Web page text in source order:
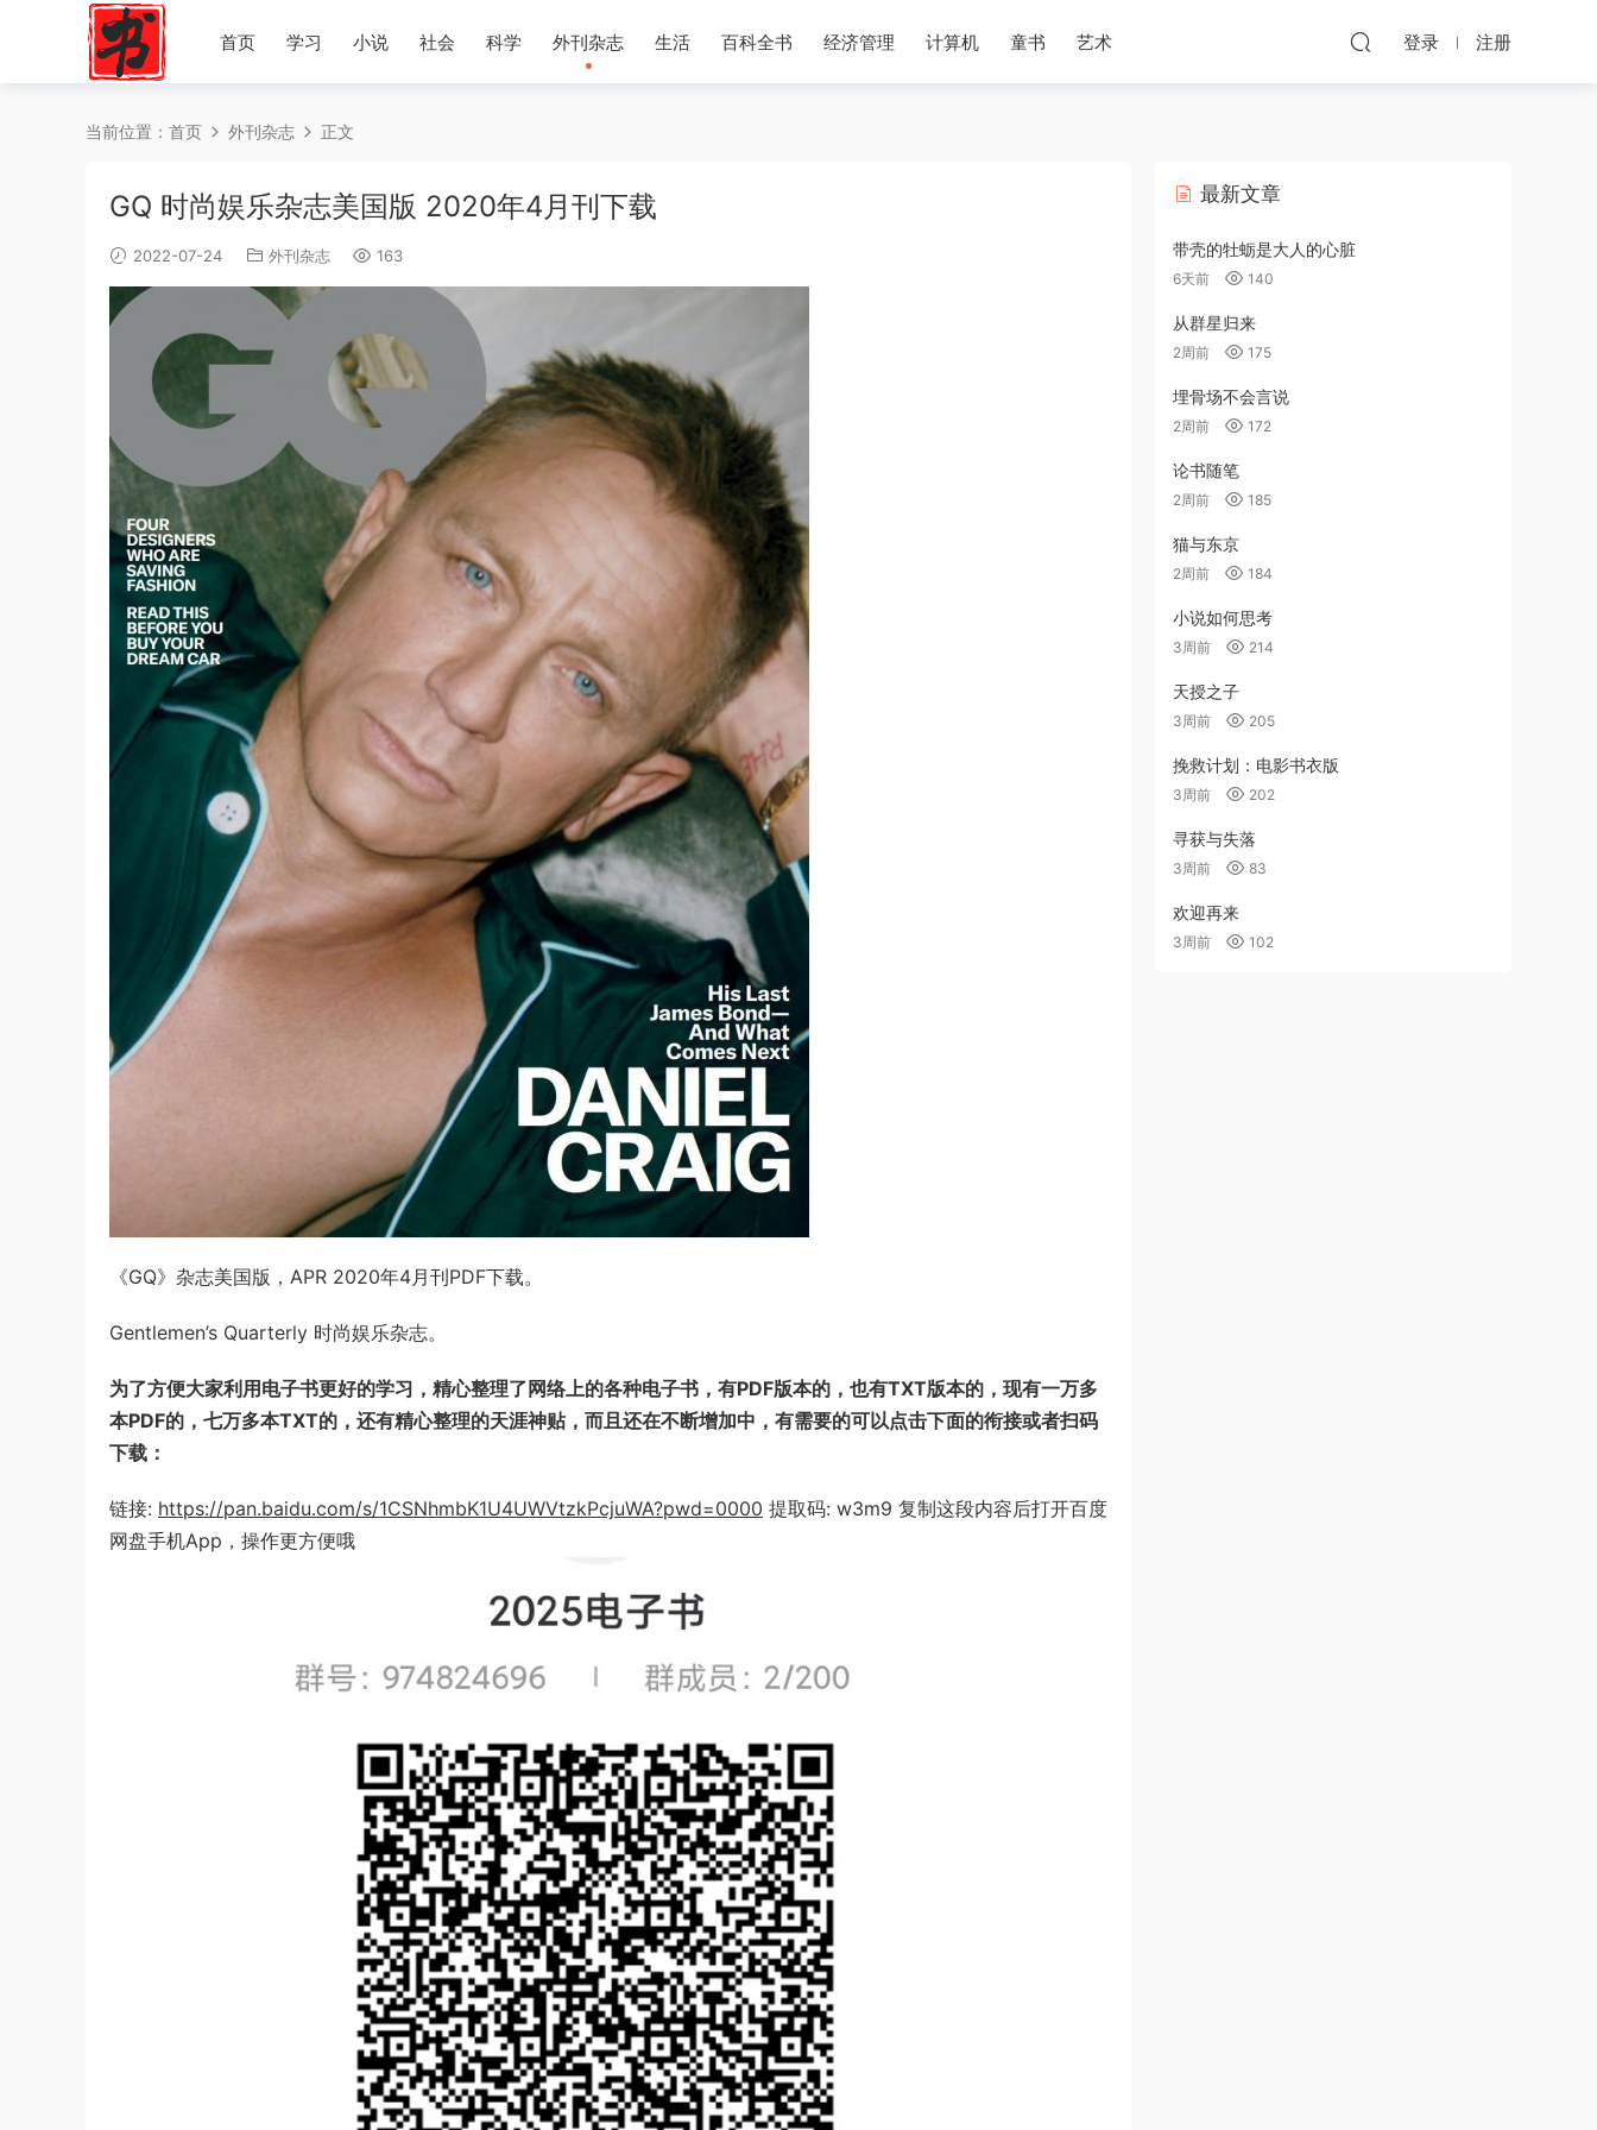
首页 学习 小说 社会 科学 外刊杂志 生活 百科全书 经济管理 计算机 童书 艺术 登录 注册
当前位置： 首页 外刊杂志 正文
GQ 时尚娱乐杂志美国版 2020年4月刊下载
2022-07-24 外刊杂志 163
《GQ》杂志美国版，APR 2020年4月刊PDF下载。
Gentlemen’s Quarterly 时尚娱乐杂志。
为了方便大家利用电子书更好的学习，精心整理了网络上的各种电子书，有PDF版本的，也有TXT版本的，现有一万多
本PDF的，七万多本TXT的，还有精心整理的天涯神贴，而且还在不断增加中，有需要的可以点击下面的衔接或者扫码
下载：
链接: https://pan.baidu.com/s/1CSNhmbK1U4UWVtzkPcjuWA?pwd=0000 提取码: w3m9 复制这段内容后打开百度
网盘手机App，操作更方便哦
最新文章
带壳的牡蛎是大人的心脏
6天前 140
从群星归来
2周前 175
埋骨场不会言说
2周前 172
论书随笔
2周前 185
猫与东京
2周前 184
小说如何思考
3周前 214
天授之子
3周前 205
挽救计划：电影书衣版
3周前 202
寻获与失落
3周前 83
欢迎再来
3周前 102